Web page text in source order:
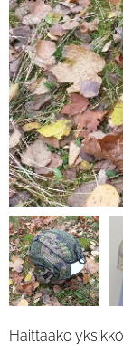
Haittaako